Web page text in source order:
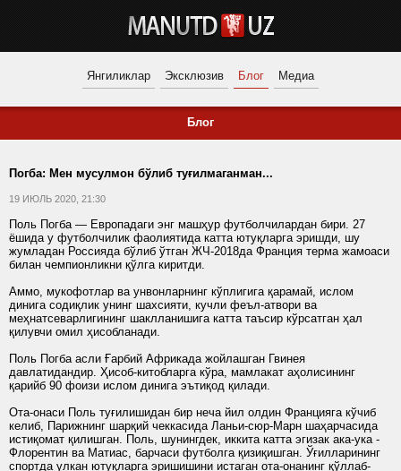
Янгиликлар Эксклюзив Блог Медиа
Блог
Погба: Мен мусулмон бўлиб туғилмаганман...
19 ИЮЛЬ 2020, 21:30
Поль Погба — Европадаги энг машҳур футболчилардан бири. 27
ёшида у футболчилик фаолиятида катта ютуқларга эришди, шу
жумладан Россияда бўлиб ўтган ЖЧ-2018да Франция терма жамоаси
билан чемпионликни қўлга киритди.
Аммо, мукофотлар ва унвонларнинг кўплигига қарамай, ислом
динига содиқлик унинг шахсияти, кучли феъл-атвори ва
меҳнатсеварлигининг шаклланишига катта таъсир кўрсатган ҳал
қилувчи омил ҳисобланади.
Поль Погба асли Ғарбий Африкада жойлашган Гвинея
давлатидандир. Ҳисоб-китобларга кўра, мамлакат аҳолисининг
қарийб 90 фоизи ислом динига эътиқод қилади.
Ота-онаси Поль туғилишидан бир неча йил олдин Францияга кўчиб
келиб, Парижнинг шарқий чеккасида Ланьи-сюр-Марн шаҳарчасида
истиқомат қилишган. Поль, шунингдек, иккита катта эгизак ака-ука -
Флорентин ва Матиас, барчаси футболга қизиқишган. Ўғилларининг
спортда улкан ютуқларга эришишини истаган ота-онанинг қўллаб-